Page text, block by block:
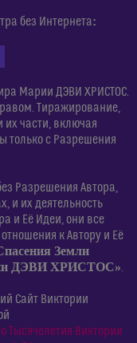
без Интернета:
Марии ДЭВИ ХРИСТОС.
Тиражирование,
части, включая
только с Разрешения
Разрешения Автора,
и их деятельность
и Её Идеи, они все
к Автору и Её
Земли
ДЭВИ ХРИСТОС».
Сайт Виктории
Тысячелетия Виктории